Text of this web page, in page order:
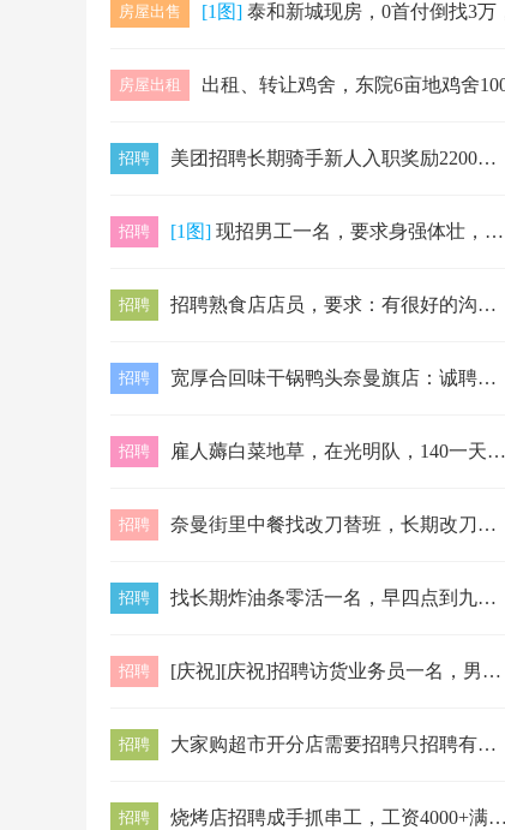
房屋出售 [1图] 泰和新城现房，0首付倒找3万，电梯16楼，，92平，两室一厅南北通透，比售楼处便宜11万，现价34.8万，定金留房15847517988微
房屋出租
招聘 美团招聘长期骑手新人入职奖励2200元！！月工资5000-10000元/月多劳多得1.年龄:年满18周岁以上2.身体健康，品行端正，吃苦耐劳…
招聘 [1图] 现招男工一名，要求身强体壮，认真负责，敬业爱岗，工资面议
招聘 招聘熟食店店员，要求：有很好的沟通能力有责任心，工作认真，吃苦耐劳早班8点-晚7点，晚班5点半-9点半，晚班6点-12点，要长期的，年龄25…
招聘 宽厚合回味干锅鸭头奈曼旗店：诚聘以下岗位经理1名:底薪5000，要求有管理经验.服务员10名：底薪3500+200+200满勤公休。后厨人员…
招聘 雇人薅白菜地草，在光明队，140一天，九个小时，15540516814
招聘 奈曼街里中餐找改刀替班，长期改刀，电话18747531117
招聘 找长期炸油条零活一名，早四点到九点半15148785706
招聘 [庆祝][庆祝]招聘访货业务员一名，男女不限，需要有C1驾驶证优先录用，底薪加提成底薪3000➕1.5%提成，15148738978电话微信…
招聘 大家购超市开分店需要招聘只招聘有团结精神，沟通能力强的员工，工作岗位↓店长2名理货员若干名收银2名客服1名有意者进店可店面议底薪➕全勤奖＋绩…
招聘 烧烤店招聘成手抓串工，工资4000+满勤500，后厨做锡纸类工资4000+满勤500，前厅成手服务员，工资4000+满勤500，工作时间下午…